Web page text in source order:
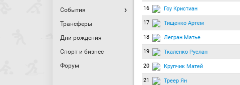
События
Трансферы
Дни рождения
Спорт и бизнес
Форум
16 Гоу Кристиан
17 Тищенко Артем
18 Легран Матье
19 Ткаленко Руслан
20 Крупчик Матей
21 Треер Ян